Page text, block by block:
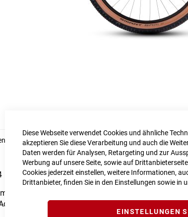
Diese Webseite verwendet Cookies und ähnliche
akzeptieren Sie diese Verarbeitung und auch die
Daten werden für Analysen, Retargeting und zur
Werbung auf unsere Seite, sowie auf
Cookies jederzeit einstellen, weitere Informationen,
Drittanbieter, finden Sie in den Einstellungen sowie in
EINSTELLUNGEN
Superlite, Gravity Casting Technology, Efficient
Internal Cable Routing, Kickstand/Fender/
Angaben zur Produktsicherheit